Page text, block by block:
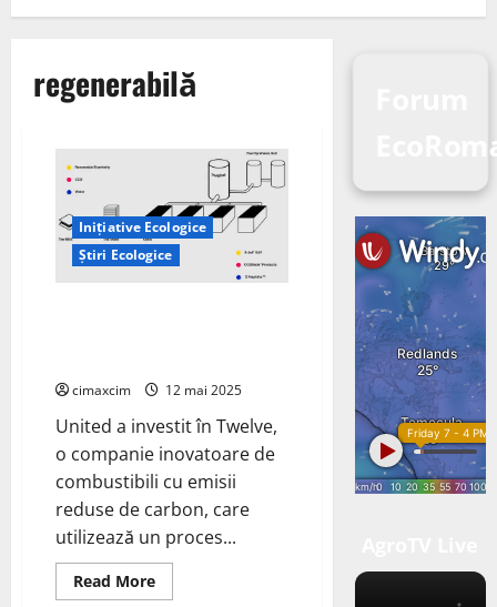
regenerabilă
Inițiative Ecologice
Știri Ecologice
cimaxcim 12 mai 2025
United a investit în Twelve,
o companie inovatoare de
combustibili cu emisii
reduse de carbon, care
utilizează un proces...
Read MoreRead
more